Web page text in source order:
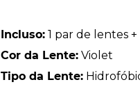
Incluso: 1 par de lentes
Cor da Lente: Violet
Tipo da Lente: